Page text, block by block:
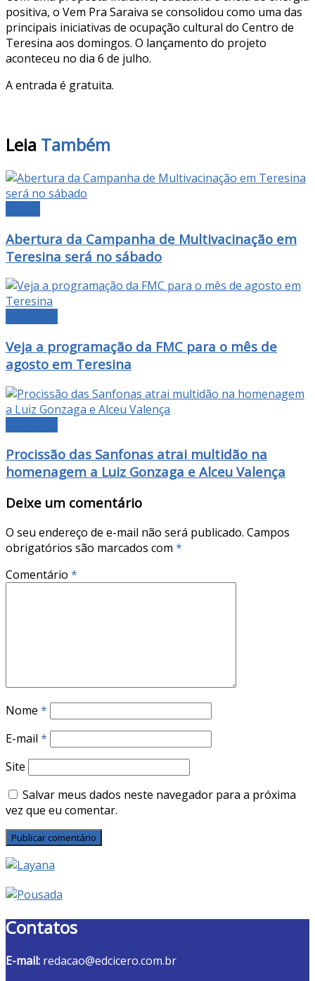
positiva, o Vem Pra Saraiva se consolidou como uma das
principais iniciativas de ocupação cultural do Centro de
Teresina aos domingos. O lançamento do projeto
aconteceu no dia 6 de julho.
A entrada é gratuita.
Leia Também
Abertura da Campanha de Multivacinação em
Teresina será no sábado
Veja a programação da FMC para o mês de
agosto em Teresina
Procissão das Sanfonas atrai multidão na
homenagem a Luiz Gonzaga e Alceu Valença
Deixe um comentário
O seu endereço de e-mail não será publicado. Campos
obrigatórios são marcados com *
Comentário *
Nome *
E-mail *
Site
Salvar meus dados neste navegador para a próxima
vez que eu comentar.
Contatos
E-mail: redacao@edcicero.com.br